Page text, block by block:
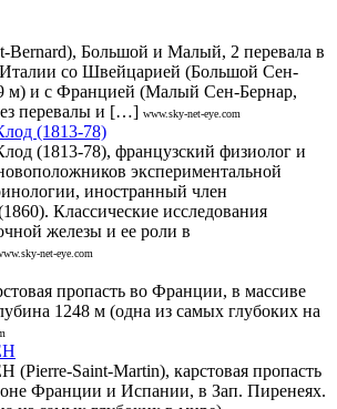
Большой и Малый, 2 перевала в
со Швейцарией (Большой Сен-
м) и с Францией (Малый Сен-Бернар,
перевалы и […] www.sky-net-eye.com
(1813-78)
(1813-78), французский физиолог и
экспериментальной
иностранный член
Классические исследования
железы и ее роли в
net-eye.com
пропасть во Франции, в массиве
1248 м (одна из самых глубоких на
Saint-Martin), карстовая пропасть
Франции и Испании, в Зап. Пиренеях.